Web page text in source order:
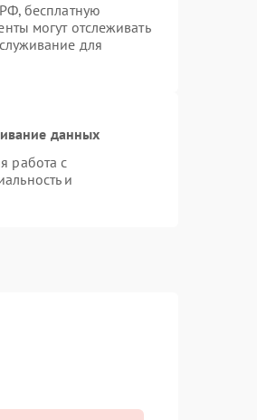
бесплатную
могут отслеживать
для
данных
работа с
и